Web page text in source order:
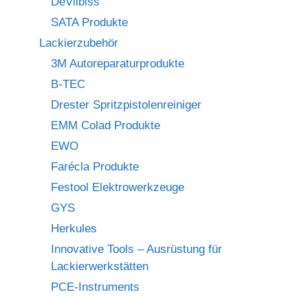
SATA Produkte
Lackierzubehör
3M Autoreparaturprodukte
B-TEC
Drester Spritzpistolenreiniger
EMM Colad Produkte
EWO
Farécla Produkte
Festool Elektrowerkzeuge
GYS
Herkules
Innovative Tools – Ausrüstung für
Lackierwerkstätten
PCE-Instruments